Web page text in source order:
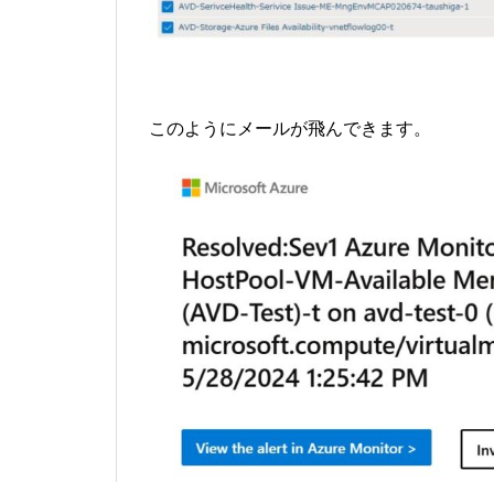
このようにメールが飛んできます。